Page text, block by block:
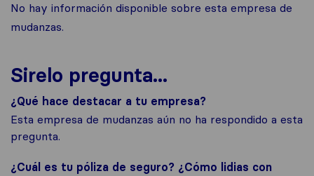
No hay información disponible sobre esta empresa de
mudanzas.
Sirelo pregunta...
¿Qué hace destacar a tu empresa?
Esta empresa de mudanzas aún no ha respondido a esta
pregunta.
¿Cuál es tu póliza de seguro? ¿Cómo lidias con